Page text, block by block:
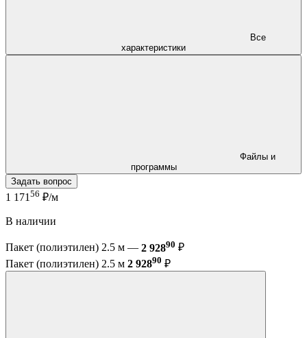
характеристики
программы
Задать вопрос
1 171 56 ₽/м
В наличии
Пакет (полиэтилен) 2.5 м — 2 92890 ₽
Пакет (полиэтилен) 2.5 м 2 92890 ₽